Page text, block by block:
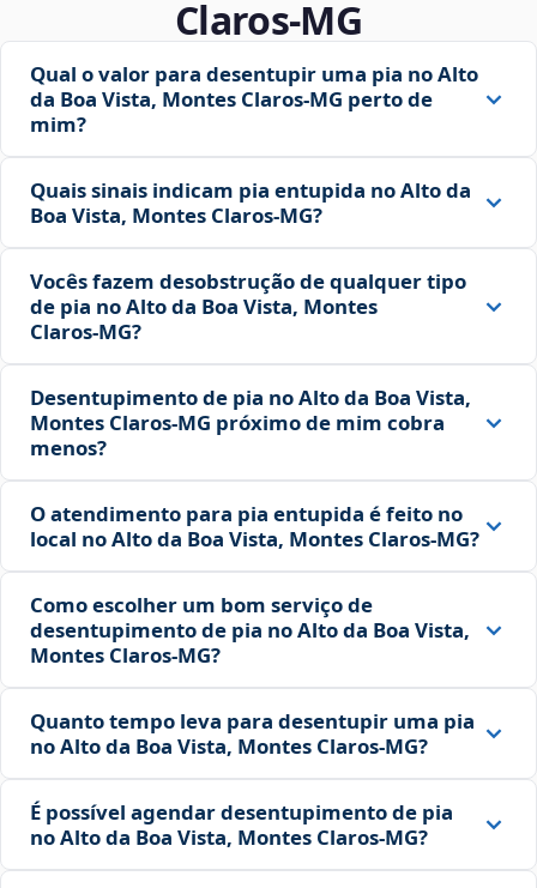
Claros‑MG
Qual o valor para desentupir uma pia no Alto
da Boa Vista, Montes Claros‑MG perto de
mim?
Quais sinais indicam pia entupida no Alto da
Boa Vista, Montes Claros‑MG?
Vocês fazem desobstrução de qualquer tipo
de pia no Alto da Boa Vista, Montes
Claros‑MG?
Desentupimento de pia no Alto da Boa Vista,
Montes Claros‑MG próximo de mim cobra
menos?
O atendimento para pia entupida é feito no
local no Alto da Boa Vista, Montes Claros‑MG?
Como escolher um bom serviço de
desentupimento de pia no Alto da Boa Vista,
Montes Claros‑MG?
Quanto tempo leva para desentupir uma pia
no Alto da Boa Vista, Montes Claros‑MG?
É possível agendar desentupimento de pia
no Alto da Boa Vista, Montes Claros‑MG?